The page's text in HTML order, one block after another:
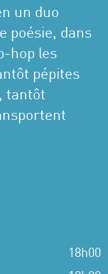
un duo
poésie, dans
hop les
pépites
tantôt
18h00